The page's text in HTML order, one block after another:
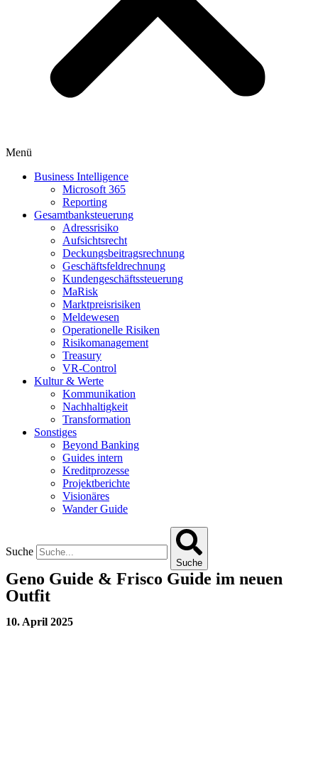
Menü
Business Intelligence
Microsoft 365
Reporting
Gesamtbanksteuerung
Adressrisiko
Aufsichtsrecht
Deckungsbeitragsrechnung
Geschäftsfeldrechnung
Kundengeschäftssteuerung
MaRisk
Marktpreisrisiken
Meldewesen
Operationelle Risiken
Risikomanagement
Treasury
VR-Control
Kultur & Werte
Kommunikation
Nachhaltigkeit
Transformation
Sonstiges
Beyond Banking
Guides intern
Kreditprozesse
Projektberichte
Visionäres
Wander Guide
Suche
Suche
Geno Guide & Frisco Guide im neuen
Outfit
10. April 2025